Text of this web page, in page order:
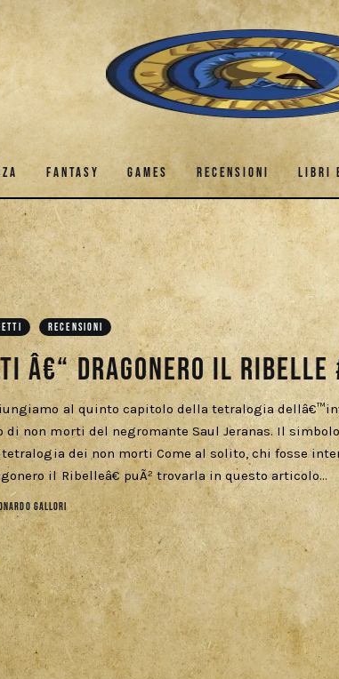
FANTASY GAMES RECENSIONI LIBRI
FANTASY GAMES RECENSIONI
RECENSIONI
â€“ Dragonero il Ribelle
al quinto capitolo della tetralogia
di non morti del negromante Saul Jeranas. Il
dei non morti Come al solito, chi fosse
il Ribelleâ€ puÃ² trovarla in questo articolo…
GALLORI